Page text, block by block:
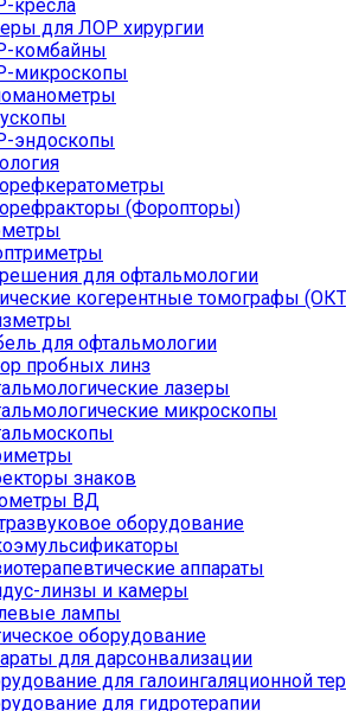
кресла
для ЛОР хирургии
комбайны
микроскопы
эндоскопы
(Форопторы)
для офтальмологии
когерентные томографы
для офтальмологии
пробных линз
лазеры
микроскопы
знаков
ВД
оборудование
аппараты
линзы и камеры
лампы
оборудование
для дарсонвализации
для галоингаляционной
для гидротерапии